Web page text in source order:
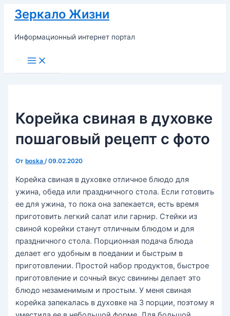
Перейти
содержимому
Зеркало Жизни
Информационный интернет портал
Main
Menu
Корейка свиная в духовке
пошаговый рецепт с фото
От boska/09.02.2020
Корейка свиная в духовке отличное блюдо для
ужина, обеда или праздничного стола. Если готовить
ее для ужина, то пока она запекается, есть время
приготовить легкий салат или гарнир. Стейки из
свиной корейки станут отличным блюдом и для
праздничного стола. Порционная подача блюда
делает его удобным в поедании и быстрым в
приготовлении. Простой набор продуктов, быстрое
приготовление и сочный вкус свинины делает это
блюдо незаменимым и простым. У меня свиная
корейка запекалась в духовке на 3 порции, поэтому я